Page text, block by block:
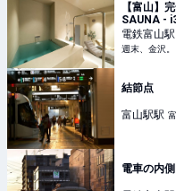
【富山】
SAUNA -
ナを体験
電鉄富山駅
週末、金沢。
結節点
富山駅駅
電車の内